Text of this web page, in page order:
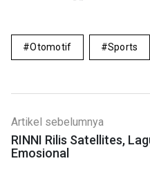
Otomotif Sports
Artikel sebelumnya
RINNI Rilis Satellites,
Emosional